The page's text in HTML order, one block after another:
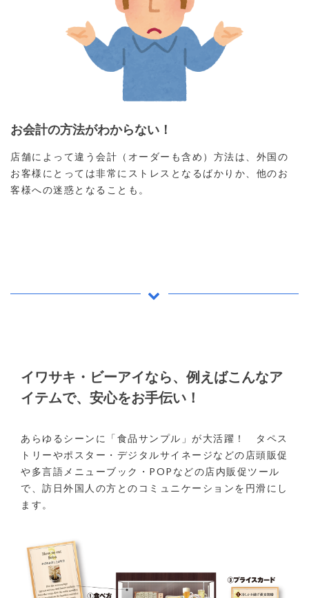
お会計の方法がわからない！
店舗によって違う会計（オーダーも含め）方法は、外国の
お客様にとっては非常にストレスとなるばかりか、他のお
客様への迷惑となることも。
イワサキ・ビーアイなら、例えばこんなア
イテムで、安心をお手伝い！
あらゆるシーンに「食品サンプル」が大活躍！ タペス
トリーやポスター・デジタルサイネージなどの店頭販促
や多言語メニューブック・POPなどの店内販促ツール
で、訪日外国人の方とのコミュニケーションを円滑にし
ます。